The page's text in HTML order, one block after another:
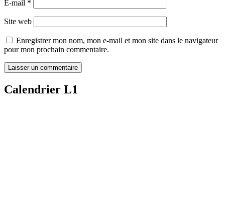
E-mail *
Site web
Enregistrer mon nom, mon e-mail et mon site dans le navigateur
pour mon prochain commentaire.
Calendrier L1